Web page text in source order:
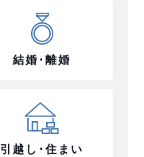
結婚･離婚
引越し･住まい